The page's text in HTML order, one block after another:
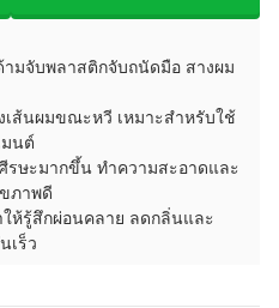
มจับพลาสติกจับถนัดมือ สางผม
ส้นผมขณะหวี เหมาะสำหรับใช้
นต์
รษะมากขึ้น ทำความสะอาดและ
ภาพดี
ให้รู้สึกผ่อนคลาย ลดกลิ่นและ
เร็ว